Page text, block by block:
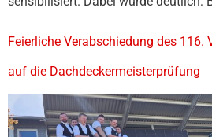
Feierliche Verabschiedung des 116.
auf die Dachdeckermeisterprüfung